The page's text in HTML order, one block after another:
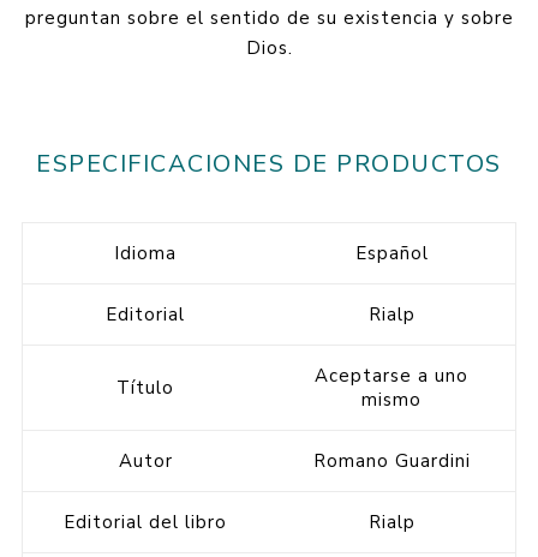
preguntan sobre el sentido de su existencia y sobre
Dios.
ESPECIFICACIONES DE PRODUCTOS
Idioma Español
Editorial Rialp
Título
Aceptarse a uno
mismo
Autor Romano Guardini
Editorial del libro Rialp